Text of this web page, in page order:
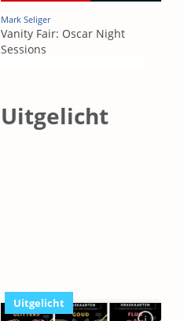
Mark Seliger
Vanity Fair: Oscar Night
Sessions
Uitgelicht
Uitgelicht